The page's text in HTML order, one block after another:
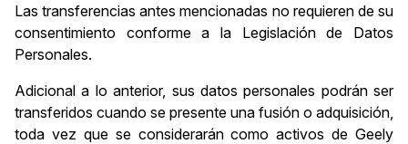
Las transferencias antes mencionadas no requieren de su
consentimiento conforme a la Legislación de Datos
Personales.
Adicional a lo anterior, sus datos personales podrán ser
transferidos cuando se presente una fusión o adquisición,
toda vez que se considerarán como activos de Geely